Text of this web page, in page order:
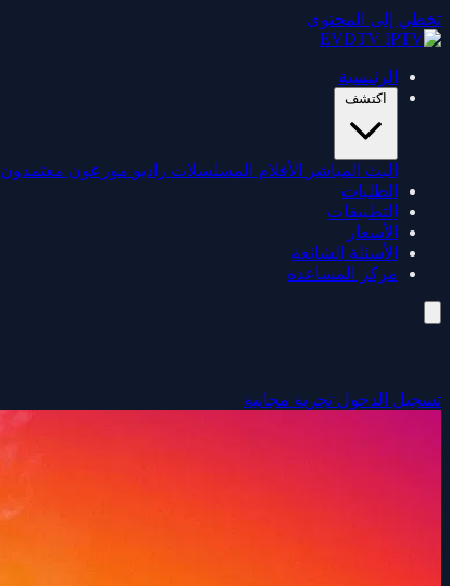
تخطي إلى المحتوى
الرئيسية
اكتشف
البث المباشر الأفلام المسلسلات راديو موزعون معتمدون
الطلبات
التطبيقات
الأسعار
الأسئلة الشائعة
مركز المساعدة
تسجيل الدخول تجربة مجانية